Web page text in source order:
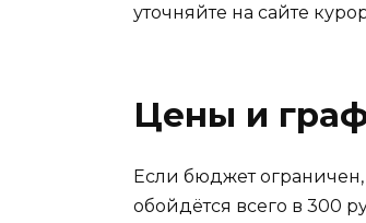
уточняйте на сайте
Цены и
Если бюджет
обойдётся всего в 300